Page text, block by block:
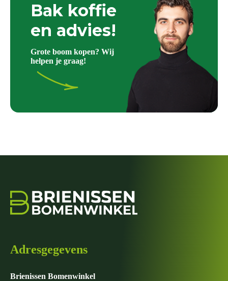
Bak koffie
en advies!
Grote boom kopen? Wij
helpen je graag!
Adresgegevens
Brienissen Bomenwinkel